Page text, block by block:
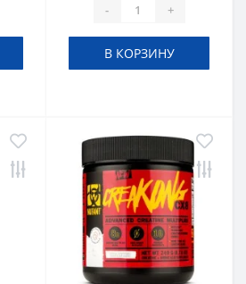
- +
В КОРЗИНУ